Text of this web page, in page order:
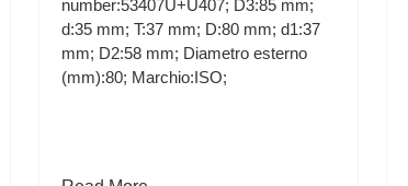
number:53407U+U407; D3:85 mm;
d:35 mm; T:37 mm; D:80 mm; d1:37
mm; D2:58 mm; Diametro esterno
(mm):80; Marchio:ISO;